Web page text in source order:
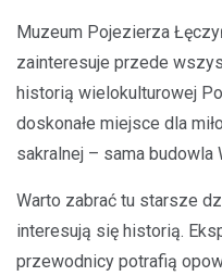
Muzeum Pojezierza
zainteresuje przede
historią wielokulturowej
doskonałe miejsce dla
sakralnej – sama budowla
Warto zabrać tu starsze
interesują się historią.
przewodnicy potrafią